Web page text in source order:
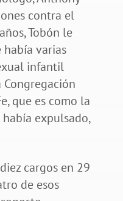
contra el
Tobón le
había varias
infantil
que es como la
expulsado,
cargos en 29
de esos